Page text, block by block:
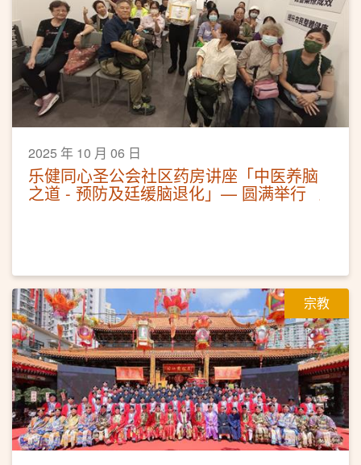
2025 年 10 月 06 日
乐健同心圣公会社区药房讲座「中医养脑
之道 - 预防及廷缓脑退化」— 圆满举行
宗教